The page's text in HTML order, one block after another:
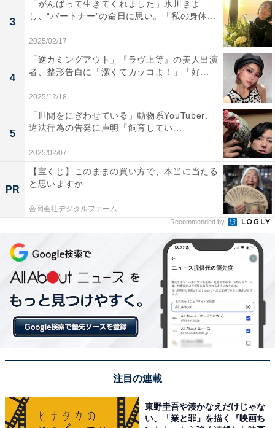
3
「がんばって生きてくれました」氷川きよ
し、“パートナー”の命日に思い。「私の身体...
2025/02/17
4
「逆カミングアウト」『ラヴ上等』の美人出演
者、整形告白に「潔くてカッコよ！」「好...
2025/12/18
5
「世間をにぎわせている」動物系YouTuber、
違法行為の告発に声明「飼育してい...
2025/02/07
PR
【宝くじ】このままの買い方で、本当に当たる
と思いますか
合同会社デジタルファーム
Recommended by
注目の連載
東野圭吾や湊かなえだけじゃな
い、「業と罪」を描く『映画ち